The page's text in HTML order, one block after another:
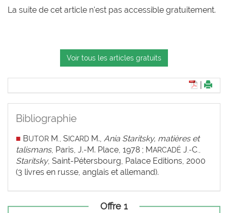
La suite de cet article n'est pas accessible gratuitement.
Voir tous les articles gratuits
Bibliographie
■ BUTOR M SICARD M., Ania Staritsky, matières et
talismans, Paris, J.-M. Place, 1978 ; MARCADÉ J .-C
Staritsky, Saint-Pétersbourg, Palace Editions, 2000
(3 livres en russe, anglais et allemand).
Offre 1